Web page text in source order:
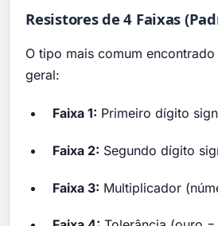
Resistores de 4 Faixas
O tipo mais comum
geral:
Faixa 1: Primeiro dígito
Faixa 2: Segundo dígito
Faixa 3: Multiplicador